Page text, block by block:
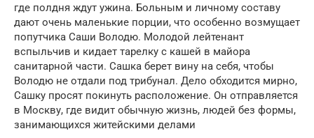
где полдня ждут ужина. Больным и личному составу
дают очень маленькие порции, что особенно возмущает
попутчика Саши Володю. Молодой лейтенант
вспыльчив и кидает тарелку с кашей в майора
санитарной части. Сашка берет вину на себя, чтобы
Володю не отдали под трибунал. Дело обходится мирно,
Сашку просят покинуть расположение. Он отправляется
в Москву, где видит обычную жизнь, людей без формы,
занимающихся житейскими делами